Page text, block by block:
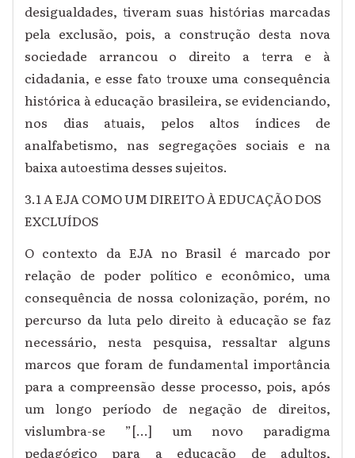
desigualdades, tiveram suas histórias marcadas
pela exclusão, pois, a construção desta nova
sociedade arrancou o direito a terra e à
cidadania, e esse fato trouxe uma consequência
histórica à educação brasileira, se evidenciando,
nos dias atuais, pelos altos índices de
analfabetismo, nas segregações sociais e na
baixa autoestima desses sujeitos.
3.1 A EJA COMO UM DIREITO À EDUCAÇÃO DOS
EXCLUÍDOS
O contexto da EJA no Brasil é marcado por
relação de poder político e econômico, uma
consequência de nossa colonização, porém, no
percurso da luta pelo direito à educação se faz
necessário, nesta pesquisa, ressaltar alguns
marcos que foram de fundamental importância
para a compreensão desse processo, pois, após
um longo período de negação de direitos,
vislumbra-se ”[...] um novo paradigma
pedagógico para a educação de adultos,